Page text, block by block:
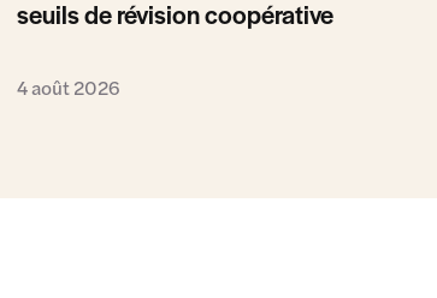
seuils de révision coopérative
4 août 2026